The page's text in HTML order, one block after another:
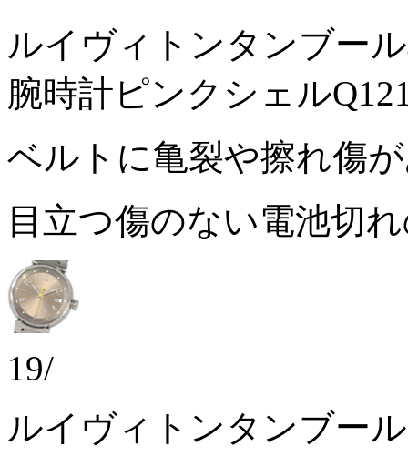
ルイヴィトンタンブー
腕時計ピンクシェル
ベルトに亀裂や擦れ傷
目立つ傷のない電池切
19/
ルイヴィトンタンブー